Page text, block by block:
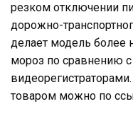
резком отключении
дорожно-
делает модель более
мороз по сравнению
товаром можно по